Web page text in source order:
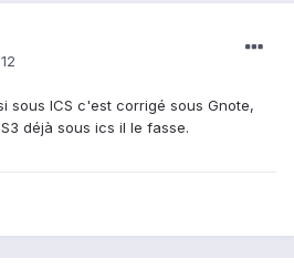
sous ICS c'est corrigé sous Gnote,
déjà sous ics il le fasse.